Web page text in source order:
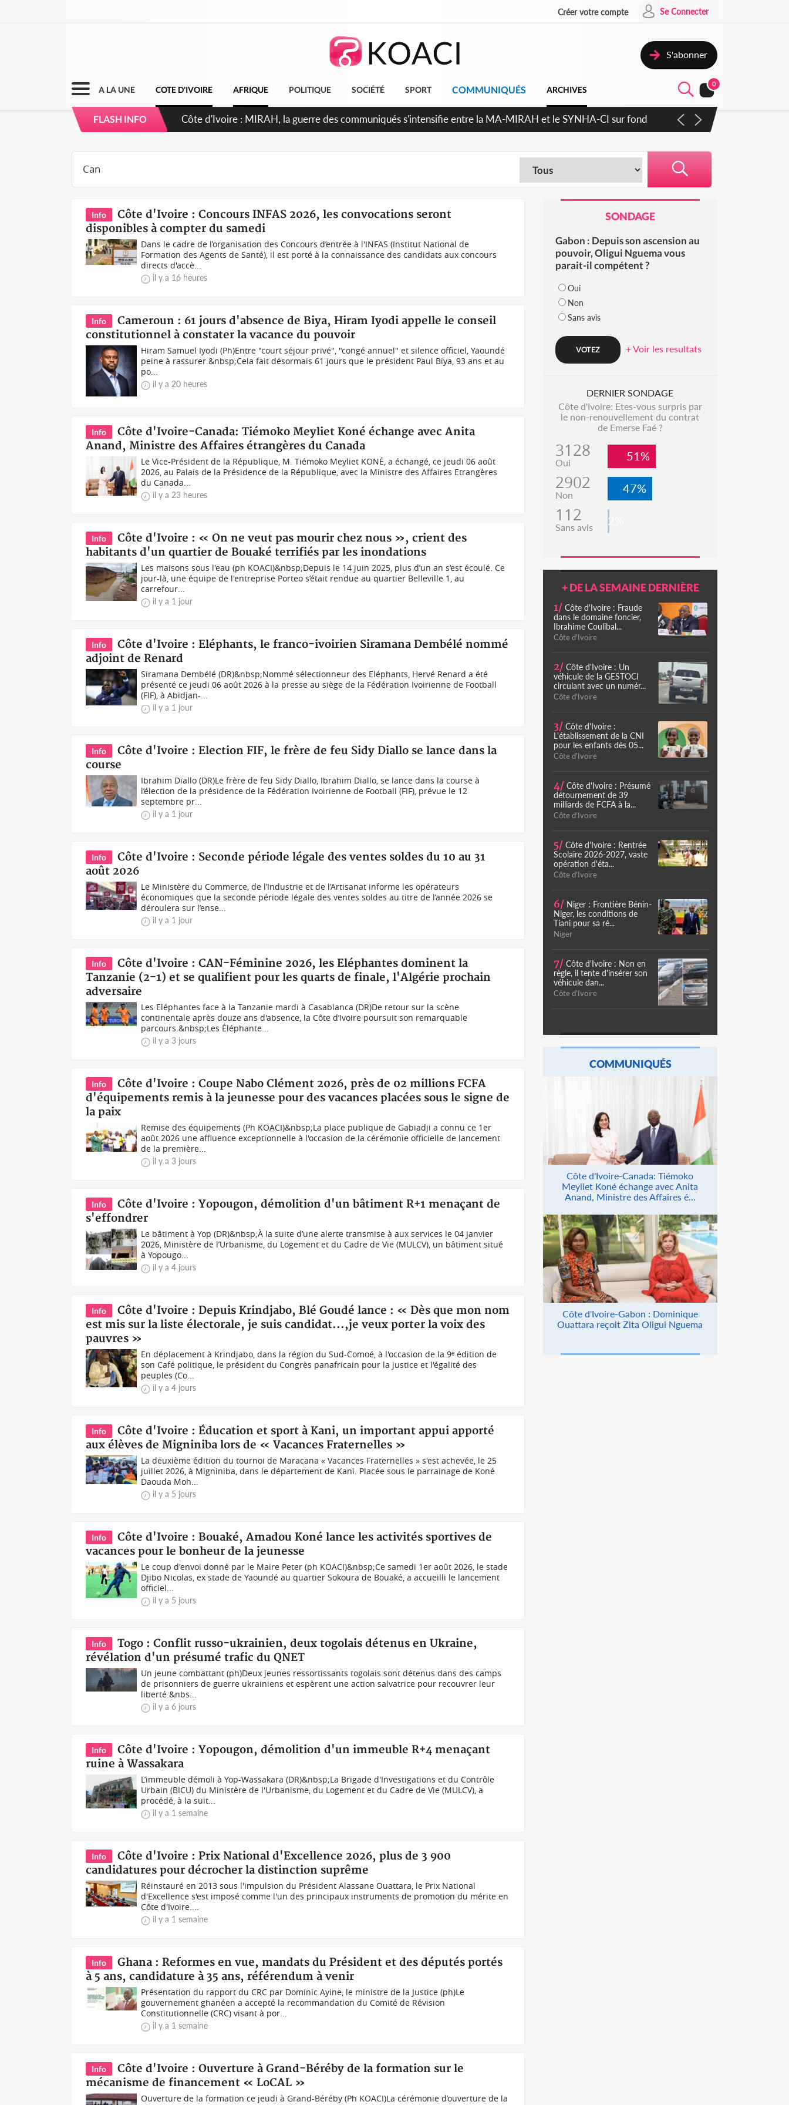
Créer votre compte Se Connecter
S'abonner
A LA UNE COTE D'IVOIRE AFRIQUE POLITIQUE SOCIÉTÉ SPORT COMMUNIQUÉS ARCHIVES
0
FLASH INFO Côte d'Ivoire : Indépendance 2026, Thiam plaide pour un environnement démocratique plus apaisé
Info
Côte d'Ivoire : Concours INFAS 2026, les convocations seront
disponibles à compter du samedi
Dans le cadre de l’organisation des Concours d’entrée à l'INFAS (Institut National de
Formation des Agents de Santé), il est porté à la connaissance des candidats aux concours
directs d'accè...
il y a 16 heures
Info
Cameroun : 61 jours d'absence de Biya, Hiram Iyodi appelle le conseil
constitutionnel à constater la vacance du pouvoir
Hiram Samuel Iyodi (Ph)Entre "court séjour privé", "congé annuel" et silence officiel, Yaoundé
peine à rassurer.&nbsp;Cela fait désormais 61 jours que le président Paul Biya, 93 ans et au
po...
il y a 20 heures
Info
Côte d'Ivoire-Canada: Tiémoko Meyliet Koné échange avec Anita
Anand, Ministre des Affaires étrangères du Canada
Le Vice-Président de la République, M. Tiémoko Meyliet KONÉ, a échangé, ce jeudi 06 août
2026, au Palais de la Présidence de la République, avec la Ministre des Affaires Etrangères
du Canada...
il y a 23 heures
Info
Côte d'Ivoire : « On ne veut pas mourir chez nous », crient des
habitants d'un quartier de Bouaké terrifiés par les inondations
Les maisons sous l'eau (ph KOACI)&nbsp;Depuis le 14 juin 2025, plus d’un an s’est écoulé. Ce
jour-là, une équipe de l'entreprise Porteo s’était rendue au quartier Belleville 1, au
carrefour...
il y a 1 jour
Info
Côte d'Ivoire : Eléphants, le franco-ivoirien Siramana Dembélé nommé
adjoint de Renard
Siramana Dembélé (DR)&nbsp;Nommé sélectionneur des Eléphants, Hervé Renard a été
présenté ce jeudi 06 août 2026 à la presse au siège de la Fédération Ivoirienne de Football
(FIF), à Abidjan-...
il y a 1 jour
Info
Côte d'Ivoire : Election FIF, le frère de feu Sidy Diallo se lance dans la
course
Ibrahim Diallo (DR)Le frère de feu Sidy Diallo, Ibrahim Diallo, se lance dans la course à
l’élection de la présidence de la Fédération Ivoirienne de Football (FIF), prévue le 12
septembre pr...
il y a 1 jour
Info
Côte d'Ivoire : Seconde période légale des ventes soldes du 10 au 31
août 2026
Le Ministère du Commerce, de l’Industrie et de l’Artisanat informe les opérateurs
économiques que la seconde période légale des ventes soldes au titre de l’année 2026 se
déroulera sur l’ense...
il y a 1 jour
Info
Côte d'Ivoire : CAN-Féminine 2026, les Eléphantes dominent la
Tanzanie (2-1) et se qualifient pour les quarts de finale, l'Algérie prochain
adversaire
Les Eléphantes face à la Tanzanie mardi à Casablanca (DR)De retour sur la scène
continentale après douze ans d'absence, la Côte d’Ivoire poursuit son remarquable
parcours.&nbsp;Les Éléphante...
il y a 3 jours
Info
Côte d'Ivoire : Coupe Nabo Clément 2026, près de 02 millions FCFA
d'équipements remis à la jeunesse pour des vacances placées sous le signe de
la paix
Remise des équipements (Ph KOACI)&nbsp;La place publique de Gabiadji a connu ce 1er
août 2026 une affluence exceptionnelle à l'occasion de la cérémonie officielle de lancement
de la première...
il y a 3 jours
Info
Côte d'Ivoire : Yopougon, démolition d'un bâtiment R+1 menaçant de
s'effondrer
Le bâtiment à Yop (DR)&nbsp;À la suite d’une alerte transmise à aux services le 04 janvier
2026, Ministère de l’Urbanisme, du Logement et du Cadre de Vie (MULCV), un bâtiment situé
à Yopougo...
il y a 4 jours
Info
Côte d'Ivoire : Depuis Krindjabo, Blé Goudé lance : « Dès que mon nom
est mis sur la liste électorale, je suis candidat...,je veux porter la voix des
pauvres »
En déplacement à Krindjabo, dans la région du Sud-Comoé, à l'occasion de la 9ᵉ édition de
son Café politique, le président du Congrès panafricain pour la justice et l'égalité des
peuples (Co...
il y a 4 jours
Info
Côte d'Ivoire : Éducation et sport à Kani, un important appui apporté
aux élèves de Migniniba lors de « Vacances Fraternelles »
La deuxième édition du tournoi de Maracana « Vacances Fraternelles » s'est achevée, le 25
juillet 2026, à Migniniba, dans le département de Kani. Placée sous le parrainage de Koné
Daouda Moh...
il y a 5 jours
Info
Côte d'Ivoire : Bouaké, Amadou Koné lance les activités sportives de
vacances pour le bonheur de la jeunesse
Le coup d'envoi donné par le Maire Peter (ph KOACI)&nbsp;Ce samedi 1er août 2026, le stade
Djibo Nicolas, ex stade de Yaoundé au quartier Sokoura de Bouaké, a accueilli le lancement
officiel...
il y a 5 jours
Info
Togo : Conflit russo-ukrainien, deux togolais détenus en Ukraine,
révélation d'un présumé trafic du QNET
Un jeune combattant (ph)Deux jeunes ressortissants togolais sont détenus dans des camps
de prisonniers de guerre ukrainiens et espèrent une action salvatrice pour recouvrer leur
liberté.&nbs...
il y a 6 jours
Info
Côte d'Ivoire : Yopougon, démolition d'un immeuble R+4 menaçant
ruine à Wassakara
L’immeuble démoli à Yop-Wassakara (DR)&nbsp;La Brigade d'Investigations et du Contrôle
Urbain (BICU) du Ministère de l'Urbanisme, du Logement et du Cadre de Vie (MULCV), a
procédé, à la suit...
il y a 1 semaine
Info
Côte d'Ivoire : Prix National d'Excellence 2026, plus de 3 900
candidatures pour décrocher la distinction suprême
Réinstauré en 2013 sous l'impulsion du Président Alassane Ouattara, le Prix National
d'Excellence s'est imposé comme l'un des principaux instruments de promotion du mérite en
Côte d'Ivoire....
il y a 1 semaine
Info
Ghana : Reformes en vue, mandats du Président et des députés portés
à 5 ans, candidature à 35 ans, référendum à venir
Présentation du rapport du CRC par Dominic Ayine, le ministre de la Justice (ph)Le
gouvernement ghanéen a accepté la recommandation du Comité de Révision
Constitutionnelle (CRC) visant à por...
il y a 1 semaine
Info
Côte d'Ivoire : Ouverture à Grand-Béréby de la formation sur le
mécanisme de financement « LoCAL »
Ouverture de la formation ce jeudi à Grand-Béréby (Ph KOACI)La cérémonie d’ouverture de la
SONDAGE
Gabon : Depuis son ascension au
pouvoir, Oligui Nguema vous
parait-il compétent ?
Oui
Non
Sans avis
+ Voir les resultats
DERNIER SONDAGE
Côte d'Ivoire: Etes-vous surpris par
le non-renouvellement du contrat
de Emerse Faé ?
3128
Oui 51%
2902
Non 47%
112
Sans avis 2%
+ DE LA SEMAINE DERNIÈRE
1/ Côte d'Ivoire : Fraude
dans le domaine foncier,
Ibrahime Coulibal...
Côte d'Ivoire
2/ Côte d'Ivoire : Un
véhicule de la GESTOCI
circulant avec un numér...
Côte d'Ivoire
3/ Côte d'Ivoire :
L'établissement de la CNI
pour les enfants dès 05...
Côte d'Ivoire
4/ Côte d'Ivoire : Présumé
détournement de 39
milliards de FCFA à la...
Côte d'Ivoire
5/ Côte d'Ivoire : Rentrée
Scolaire 2026-2027, vaste
opération d'éta...
Côte d'Ivoire
6/ Niger : Frontière Bénin-
Niger, les conditions de
Tiani pour sa ré...
Niger
7/ Côte d'Ivoire : Non en
règle, il tente d'insérer son
véhicule dan...
Côte d'Ivoire
COMMUNIQUÉS
Côte d'Ivoire-Canada: Tiémoko
Meyliet Koné échange avec Anita
Anand, Ministre des Affaires é...
Côte d'Ivoire-Gabon : Dominique
Ouattara reçoit Zita Oligui Nguema